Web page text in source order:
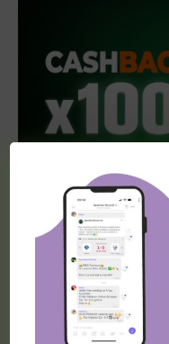
POSLEDNJE VESTI